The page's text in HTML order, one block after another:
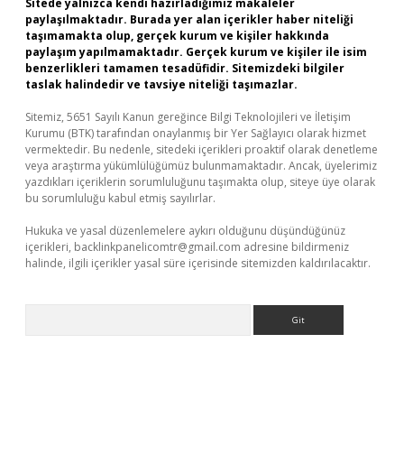
Sitede yalnızca kendi hazırladığımız makaleler
paylaşılmaktadır. Burada yer alan içerikler haber niteliği
taşımamakta olup, gerçek kurum ve kişiler hakkında
paylaşım yapılmamaktadır. Gerçek kurum ve kişiler ile isim
benzerlikleri tamamen tesadüfidir. Sitemizdeki bilgiler
taslak halindedir ve tavsiye niteliği taşımazlar.
Sitemiz, 5651 Sayılı Kanun gereğince Bilgi Teknolojileri ve İletişim
Kurumu (BTK) tarafından onaylanmış bir Yer Sağlayıcı olarak hizmet
vermektedir. Bu nedenle, sitedeki içerikleri proaktif olarak denetleme
veya araştırma yükümlülüğümüz bulunmamaktadır. Ancak, üyelerimiz
yazdıkları içeriklerin sorumluluğunu taşımakta olup, siteye üye olarak
bu sorumluluğu kabul etmiş sayılırlar.
Hukuka ve yasal düzenlemelere aykırı olduğunu düşündüğünüz
içerikleri, backlinkpanelicomtr@gmail.com adresine bildirmeniz
halinde, ilgili içerikler yasal süre içerisinde sitemizden kaldırılacaktır.